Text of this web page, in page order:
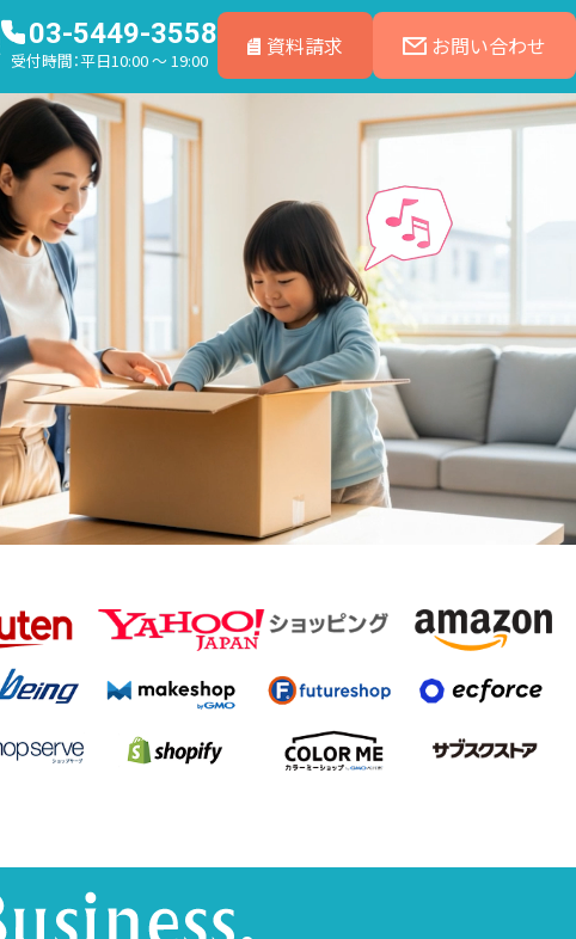
03-5449-3558
受付時間：平日10:00 ～ 19:00 資料請求 お問い合わせ